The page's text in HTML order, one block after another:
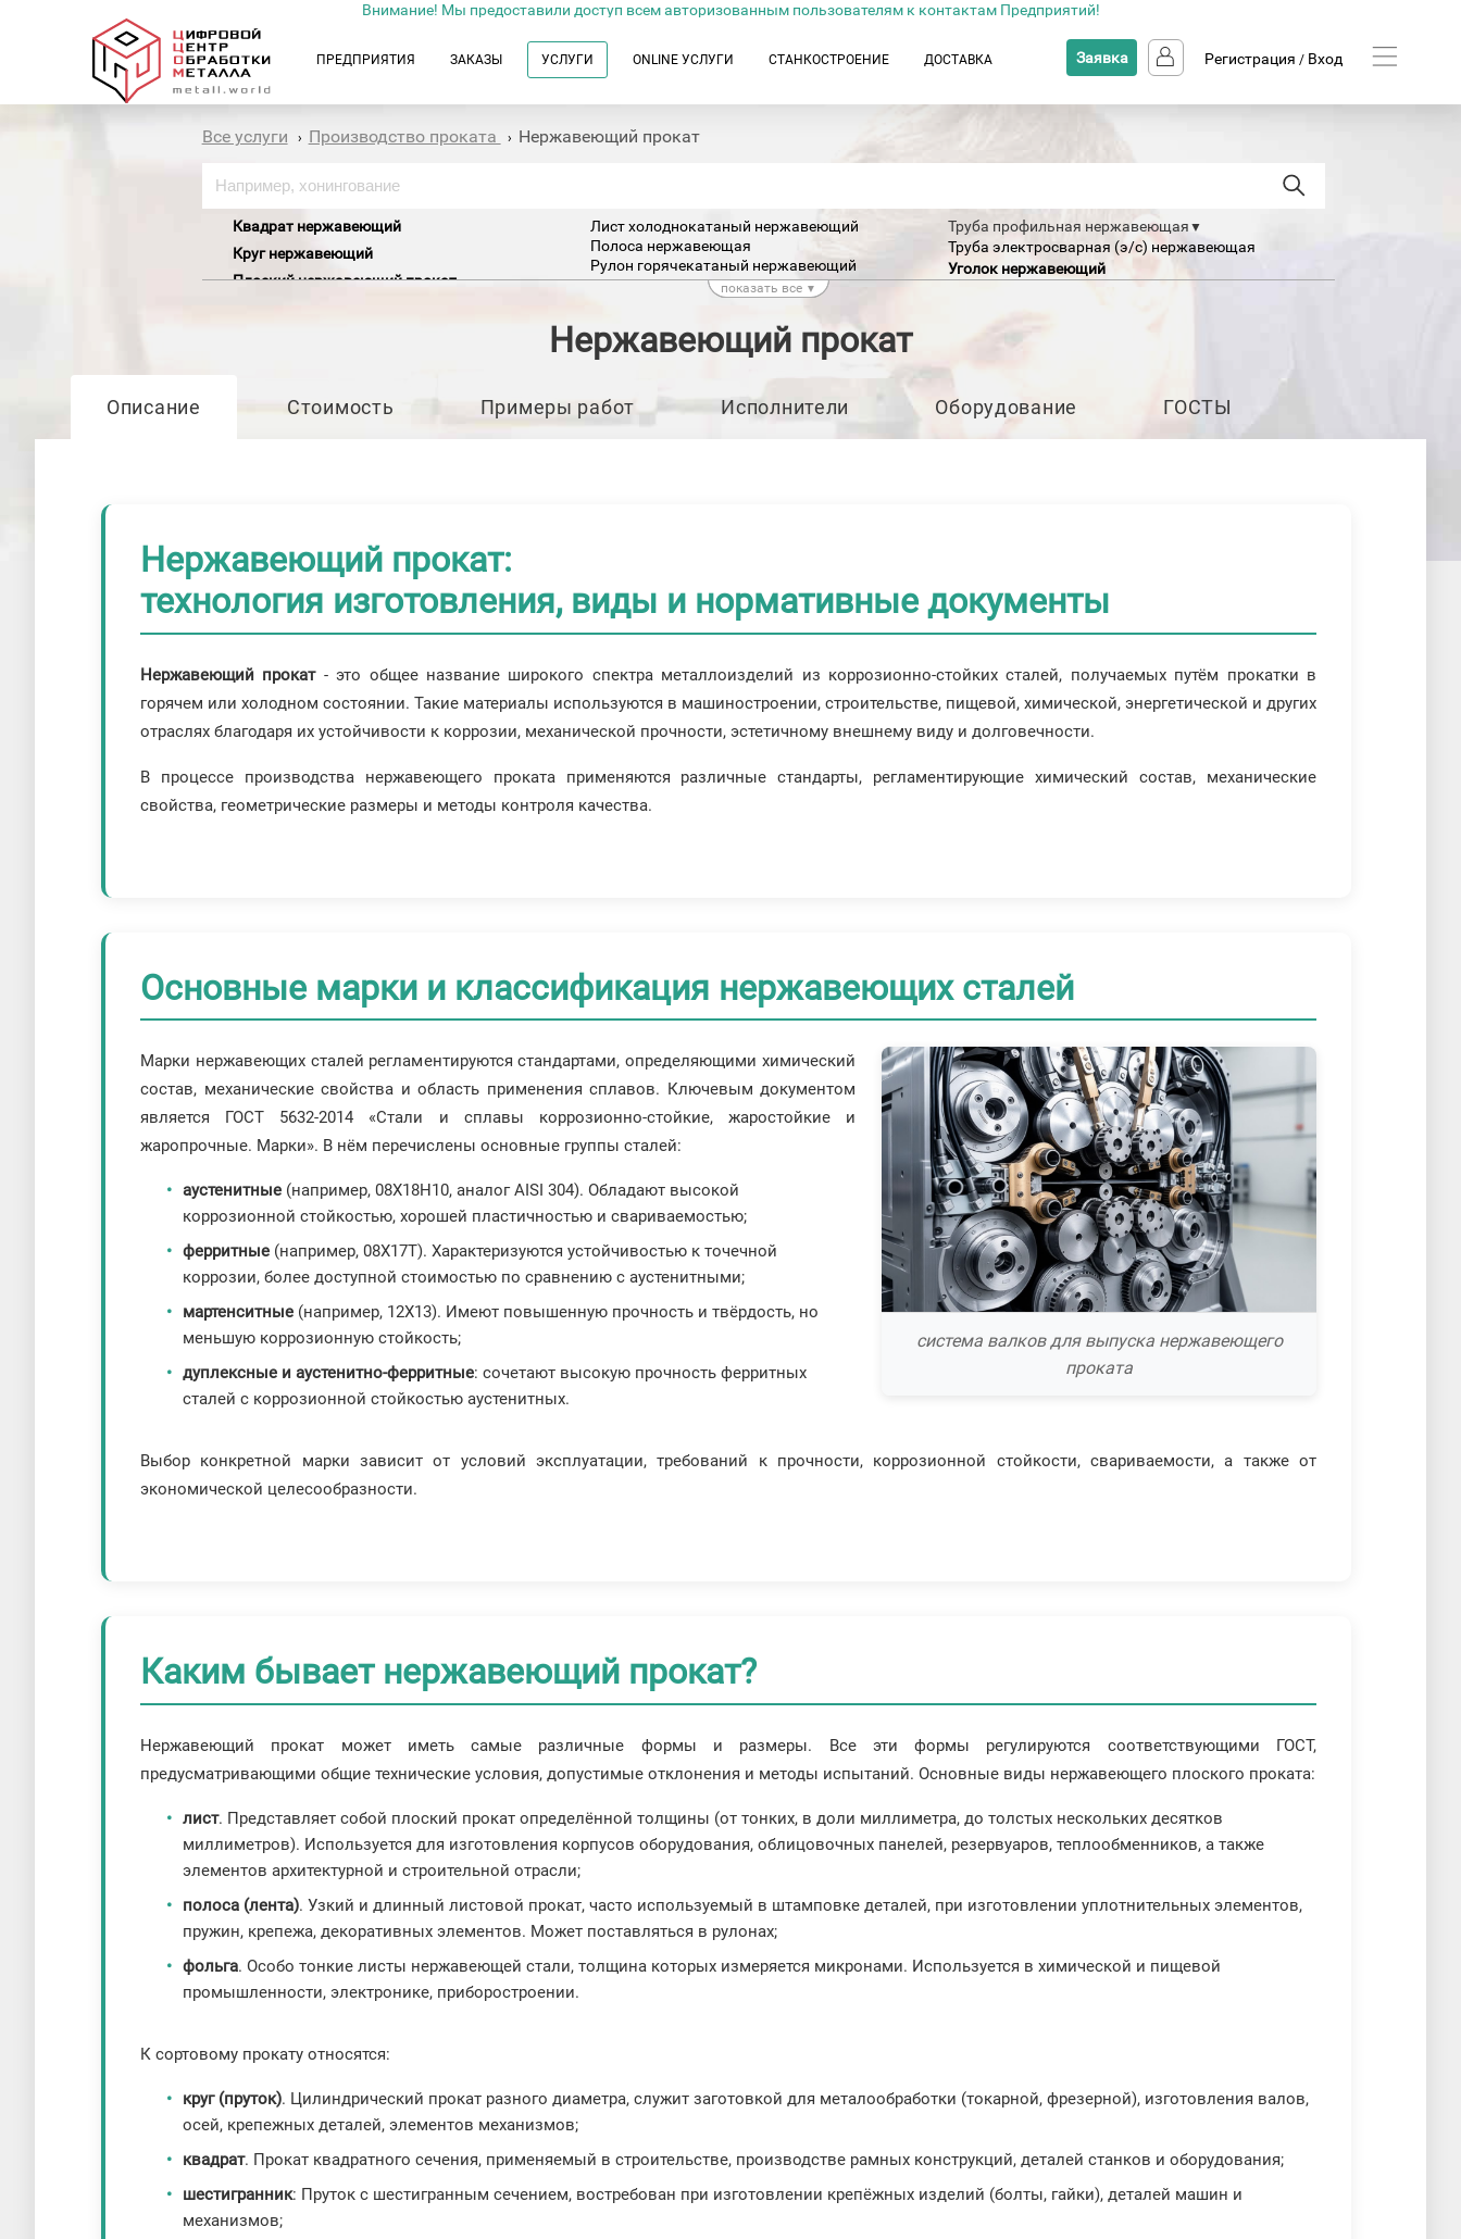
Внимание! Мы предоставили доступ всем авторизованным пользователям к контактам Предприятий!
ПРЕДПРИЯТИЯ ЗАКАЗЫ УСЛУГИ ONLINE УСЛУГИ СТАНКОСТРОЕНИЕ ДОСТАВКА Заявка Регистрация / Вход
Все услуги › Производство проката › Нержавеющий прокат
Квадрат нержавеющий
Круг нержавеющий
Плоский нержавеющий прокат
Лист просечно-вытяжной (ПВЛ) нержавеющий
Лист холоднокатаный нержавеющий
Полоса нержавеющая
Рулон горячекатаный нержавеющий
Рулон холоднокатаный нержавеющий
Трубный нержавеющий прокат
Труба бесшовная (б/ш) нержавеющая
Труба профильная нержавеющая ▼
Труба электросварная (э/с) нержавеющая
Уголок нержавеющий
показать все ▼
Нержавеющий прокат
Описание Стоимость Примеры работ Исполнители Оборудование ГОСТЫ
Нержавеющий прокат:
технология изготовления, виды и нормативные документы
Нержавеющий прокат- это общее название широкого спектра металлоизделий из коррозионно-стойких сталей, получаемых путём прокатки в
горячем или холодном состоянии. Такие материалы используются в машиностроении, строительстве, пищевой, химической, энергетической и других
отраслях благодаря их устойчивости к коррозии, механической прочности, эстетичному внешнему виду и долговечности.
В процессе производства нержавеющего проката применяются различные стандарты, регламентирующие химический состав, механические
свойства, геометрические размеры и методы контроля качества.
Основные марки и классификация нержавеющих сталей
система валков для выпуска нержавеющего
проката
Марки нержавеющих сталей регламентируются стандартами, определяющими химический
состав, механические свойства и область применения сплавов. Ключевым документом
является ГОСТ 5632-2014 «Стали и сплавы коррозионно-стойкие, жаростойкие и
жаропрочные. Марки». В нём перечислены основные группы сталей:
аустенитные (например, 08Х18Н10, аналог AISI 304). Обладают высокой
коррозионной стойкостью, хорошей пластичностью и свариваемостью;
ферритные (например, 08Х17Т). Характеризуются устойчивостью к точечной
коррозии, более доступной стоимостью по сравнению с аустенитными;
мартенситные (например, 12Х13). Имеют повышенную прочность и твёрдость, но
меньшую коррозионную стойкость;
дуплексные и аустенитно-ферритные: сочетают высокую прочность ферритных
сталей с коррозионной стойкостью аустенитных.
Выбор конкретной марки зависит от условий эксплуатации, требований к прочности, коррозионной стойкости, свариваемости, а также от
экономической целесообразности.
Каким бывает нержавеющий прокат?
Нержавеющий прокат может иметь самые различные формы и размеры. Все эти формы регулируются соответствующими ГОСТ,
предусматривающими общие технические условия, допустимые отклонения и методы испытаний. Основные виды нержавеющего плоского проката:
лист. Представляет собой плоский прокат определённой толщины (от тонких, в доли миллиметра, до толстых нескольких десятков
миллиметров). Используется для изготовления корпусов оборудования, облицовочных панелей, резервуаров, теплообменников, а также
элементов архитектурной и строительной отрасли;
полоса (лента). Узкий и длинный листовой прокат, часто используемый в штамповке деталей, при изготовлении уплотнительных элементов,
пружин, крепежа, декоративных элементов. Может поставляться в рулонах;
фольга. Особо тонкие листы нержавеющей стали, толщина которых измеряется микронами. Используется в химической и пищевой
промышленности, электронике, приборостроении.
К сортовому прокату относятся:
круг (пруток). Цилиндрический прокат разного диаметра, служит заготовкой для металообработки (токарной, фрезерной), изготовления валов,
осей, крепежных деталей, элементов механизмов;
квадрат. Прокат квадратного сечения, применяемый в строительстве, производстве рамных конструкций, деталей станков и оборудования;
шестигранник: Пруток с шестигранным сечением, востребован при изготовлении крепёжных изделий (болты, гайки), деталей машин и
механизмов;